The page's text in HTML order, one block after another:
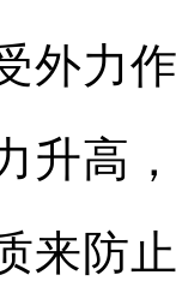
外力
升高
来防